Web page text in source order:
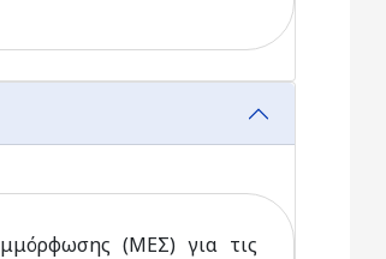
(ΜΕΣ) για τις